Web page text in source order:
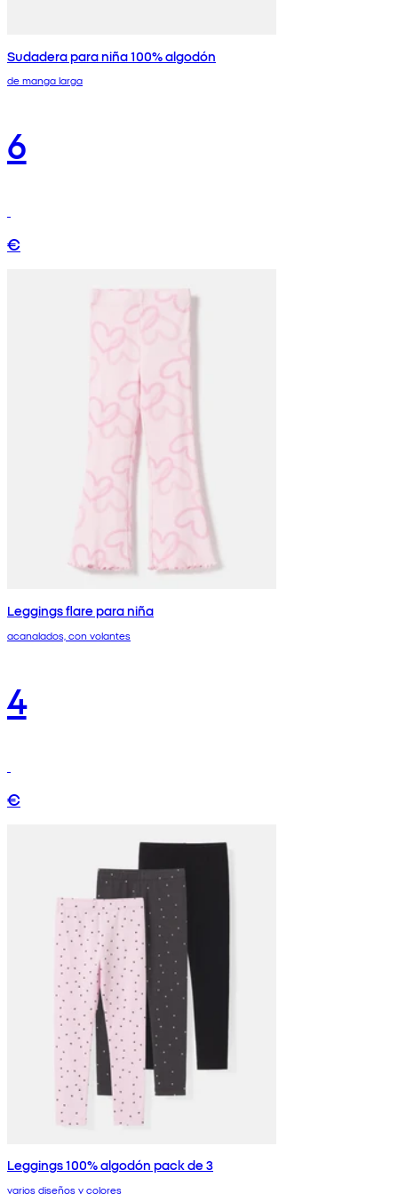
Sudadera para niña 100% algodón
de manga larga
6
€
Leggings flare para niña
acanalados, con volantes
4
€
Leggings 100% algodón pack de 3
varios diseños y colores